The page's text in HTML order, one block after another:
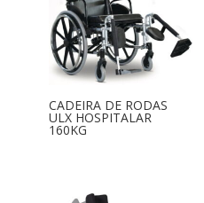
CADEIRA DE RODAS
ULX HOSPITALAR
160KG